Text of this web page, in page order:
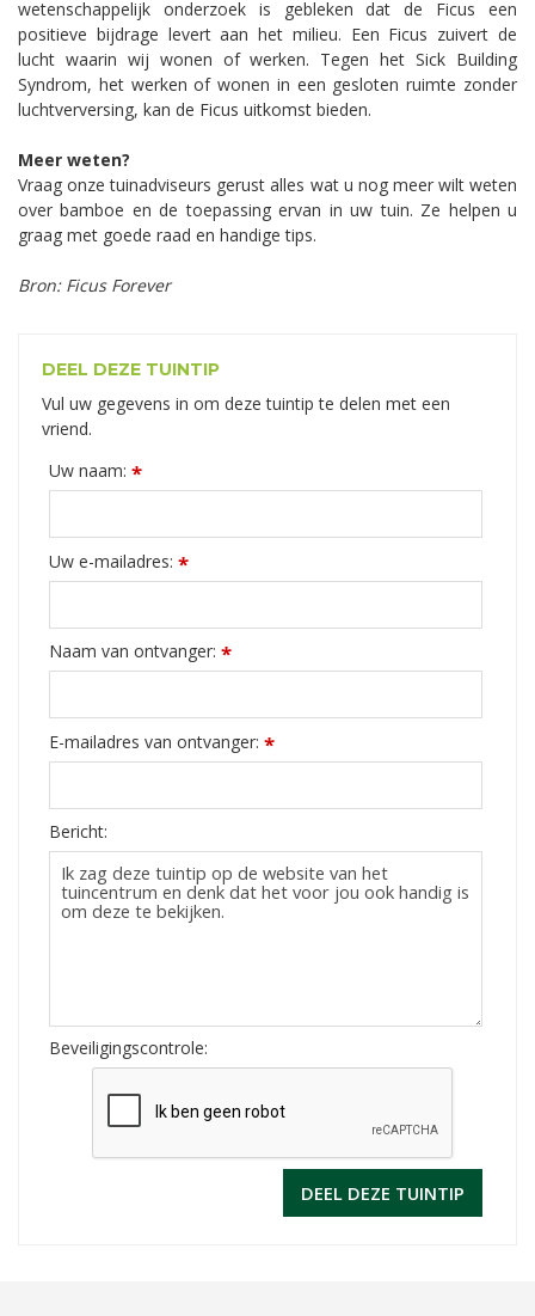
wetenschappelijk onderzoek is gebleken dat de Ficus een
positieve bijdrage levert aan het milieu. Een Ficus zuivert de
lucht waarin wij wonen of werken. Tegen het Sick Building
Syndrom, het werken of wonen in een gesloten ruimte zonder
luchtverversing, kan de Ficus uitkomst bieden.
Meer weten?
Vraag onze tuinadviseurs gerust alles wat u nog meer wilt weten
over bamboe en de toepassing ervan in uw tuin. Ze helpen u
graag met goede raad en handige tips.
Bron: Ficus Forever
DEEL DEZE TUINTIP
Vul uw gegevens in om deze tuintip te delen met een
vriend.
Uw naam: *
Uw e-mailadres: *
Naam van ontvanger: *
E-mailadres van ontvanger: *
Bericht:
Beveiligingscontrole: